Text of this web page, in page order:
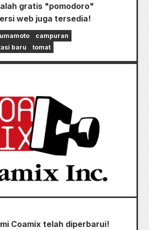
gratis "pomodoro"
web juga tersedia!
campuran
baru
tomat
Coamix telah diperbarui!